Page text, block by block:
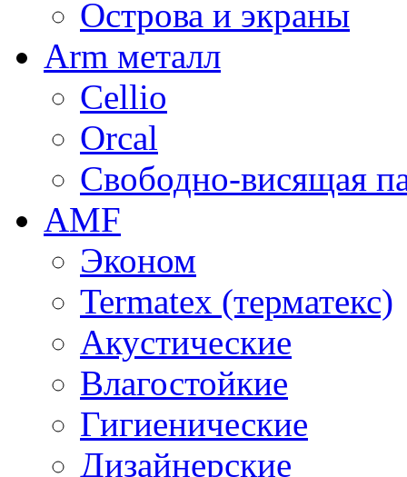
Острова и экраны
Arm металл
Cellio
Orcal
Свободно-висящая
AMF
Эконом
Termatex (терматекс)
Акустические
Влагостойкие
Гигиенические
Дизайнерские